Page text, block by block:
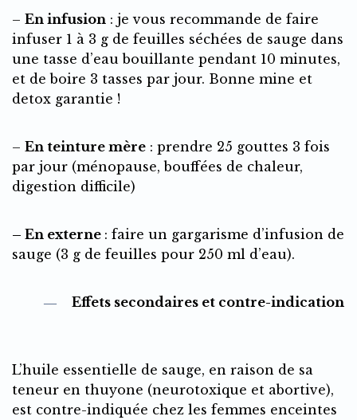
– En infusion : je vous recommande de faire
infuser 1 à 3 g de feuilles séchées de sauge dans
une tasse d’eau bouillante pendant 10 minutes,
et de boire 3 tasses par jour. Bonne mine et
detox garantie !
– En teinture mère : prendre 25 gouttes 3 fois
par jour (ménopause, bouffées de chaleur,
digestion difficile)
– En externe : faire un gargarisme d’infusion de
sauge (3 g de feuilles pour 250 ml d’eau).
Effets secondaires et contre-indication
L’huile essentielle de sauge, en raison de sa
teneur en thuyone (neurotoxique et abortive),
est contre-indiquée chez les femmes enceintes